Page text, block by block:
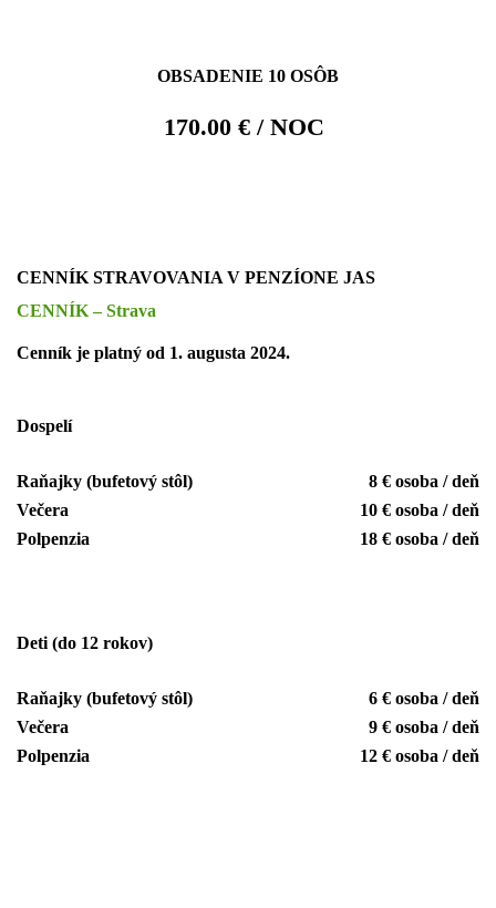
OBSADENIE 10 OSÔB
170.00 € / NOC
CENNÍK STRAVOVANIA V PENZÍONE JAS
CENNÍK – Strava
Cenník je platný od 1. augusta 2024.
Dospelí
Raňajky (bufetový stôl)
8 € osoba / deň
Večera
10 € osoba / deň
Polpenzia
18 € osoba / deň
Deti (do 12 rokov)
Raňajky (bufetový stôl)
6 € osoba / deň
Večera
9 € osoba / deň
Polpenzia
12 € osoba / deň